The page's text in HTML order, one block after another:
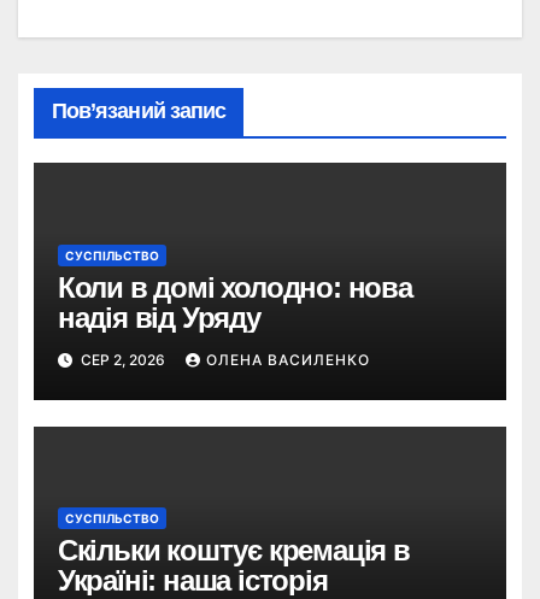
Пов’язаний запис
СУСПІЛЬСТВО
Коли в домі холодно: нова
надія від Уряду
СЕР 2, 2026 ОЛЕНА ВАСИЛЕНКО
СУСПІЛЬСТВО
Скільки коштує кремація в
Україні: наша історія